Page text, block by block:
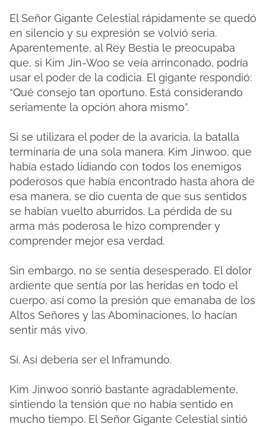
El Señor Gigante Celestial rápidamente se quedó
en silencio y su expresión se volvió seria.
Aparentemente, al Rey Bestia le preocupaba
que, si Kim Jin-Woo se veía arrinconado, podría
usar el poder de la codicia. El gigante respondió:
“Qué consejo tan oportuno. Está considerando
seriamente la opción ahora mismo”.
Si se utilizara el poder de la avaricia, la batalla
terminaría de una sola manera. Kim Jinwoo, que
había estado lidiando con todos los enemigos
poderosos que había encontrado hasta ahora de
esa manera, se dio cuenta de que sus sentidos
se habían vuelto aburridos. La pérdida de su
arma más poderosa le hizo comprender y
comprender mejor esa verdad.
Sin embargo, no se sentía desesperado. El dolor
ardiente que sentía por las heridas en todo el
cuerpo, así como la presión que emanaba de los
Altos Señores y las Abominaciones, lo hacían
sentir más vivo.
Sí. Así debería ser el Inframundo.
Kim Jinwoo sonrió bastante agradablemente,
sintiendo la tensión que no había sentido en
mucho tiempo. El Señor Gigante Celestial sintió